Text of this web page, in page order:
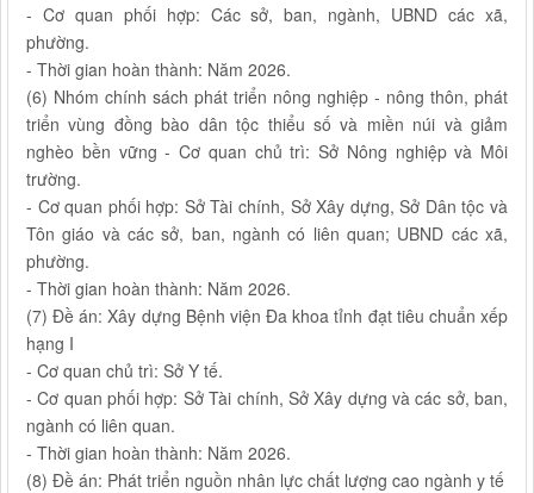
- Cơ quan phối hợp: Các sở, ban, ngành, UBND các xã,
phường.
- Thời gian hoàn thành: Năm 2026.
(6) Nhóm chính sách phát triển nông nghiệp - nông thôn, phát
triển vùng đồng bào dân tộc thiểu số và miền núi và giảm
nghèo bền vững - Cơ quan chủ trì: Sở Nông nghiệp và Môi
trường.
- Cơ quan phối hợp: Sở Tài chính, Sở Xây dựng, Sở Dân tộc và
Tôn giáo và các sở, ban, ngành có liên quan; UBND các xã,
phường.
- Thời gian hoàn thành: Năm 2026.
(7) Đề án: Xây dựng Bệnh viện Đa khoa tỉnh đạt tiêu chuẩn xếp
hạng I
- Cơ quan chủ trì: Sở Y tế.
- Cơ quan phối hợp: Sở Tài chính, Sở Xây dựng và các sở, ban,
ngành có liên quan.
- Thời gian hoàn thành: Năm 2026.
(8) Đề án: Phát triển nguồn nhân lực chất lượng cao ngành y tế